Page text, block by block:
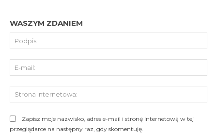
WASZYM ZDANIEM
Zapisz moje nazwisko, adres e-mail i stronę internetową w tej
przeglądarce na następny raz, gdy skomentuję.